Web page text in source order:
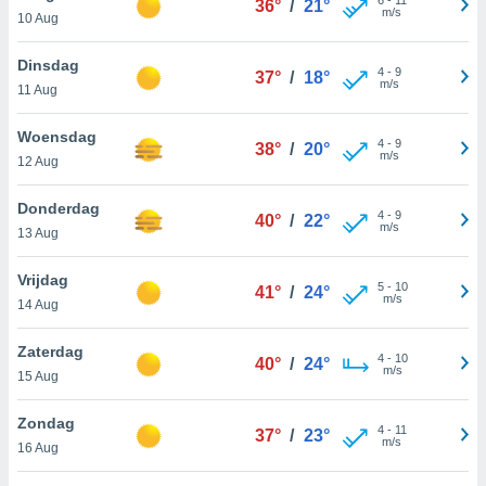
zien. U
en kunt
op elk
te klikken
onder
van
dat geval
u dat
die
10 Aug
36° / 21°
m/s
Dinsdag
11 Aug
37° / 18° 4- 9
m/s
Woensdag
12 Aug
38° / 20° 4- 9
m/s
Donderdag
13 Aug
40° / 22° 4- 9
m/s
Vrijdag
14 Aug
41° / 24° 5- 10
m/s
Zaterdag
15 Aug
40° / 24° 4- 10
m/s
Zondag
16 Aug
37° / 23° 4- 11
m/s